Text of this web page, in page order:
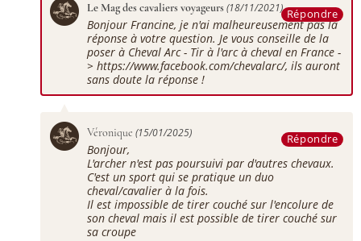
Le Mag des cavaliers voyageurs (18/11/2021) Répondre
Bonjour Francine, je n'ai malheureusement pas la
réponse à votre question. Je vous conseille de la
poser à Cheval Arc - Tir à l'arc à cheval en France -
> https://www.facebook.com/chevalarc/, ils auront
sans doute la réponse !
Véronique (15/01/2025) Répondre
Bonjour,
L'archer n'est pas poursuivi par d'autres chevaux.
C'est un sport qui se pratique un duo
cheval/cavalier à la fois.
Il est impossible de tirer couché sur l'encolure de
son cheval mais il est possible de tirer couché sur
sa croupe